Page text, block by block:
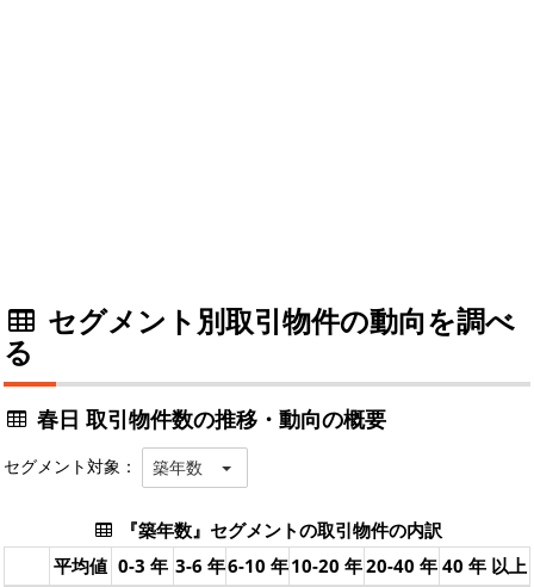
セグメント別取引物件の動向を調べ
る
春日 取引物件数の推移・動向の概要
セグメント対象： 築年数
『築年数』セグメントの取引物件の内訳
平均値 0-3 年 3-6 年6-10 年10-20 年20-40 年 40 年 以上